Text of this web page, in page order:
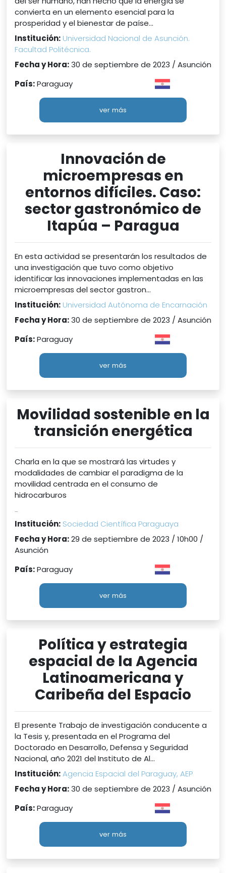
convierta en un elemento esencial para la
prosperidad y el bienestar de paíse...
Institución: Universidad Nacional de Asunción.
Facultad Politécnica.
Fecha y Hora:30 de septiembre de 2023 / Asunción
País:Paraguay
ver más
Innovación de
microempresas en
entornos difíciles. Caso:
sector gastronómico de
Itapúa – Paragua
En esta actividad se presentarán los resultados de
una investigación que tuvo como objetivo
identificar las innovaciones implementadas en las
microempresas del sector gastron...
Institución: Universidad Autónoma de Encarnación
Fecha y Hora:30 de septiembre de 2023 / Asunción
País:Paraguay
ver más
Movilidad sostenible en la
transición energética
Charla en la que se mostrará las virtudes y
modalidades de cambiar el paradigma de la
movilidad centrada en el consumo de
hidrocarburos
...
Institución: Sociedad Científica Paraguaya
Fecha y Hora:29 de septiembre de 2023 / 10h00 /
Asunción
País:Paraguay
ver más
Política y estrategia
espacial de la Agencia
Latinoamericana y
Caribeña del Espacio
El presente Trabajo de investigación conducente a
la Tesis y, presentada en el Programa del
Doctorado en Desarrollo, Defensa y Seguridad
Nacional, año 2021 del Instituto de Al...
Institución:Agencia Espacial del Paraguay, AEP
Fecha y Hora:30 de septiembre de 2023 / Asunción
País:Paraguay
ver más